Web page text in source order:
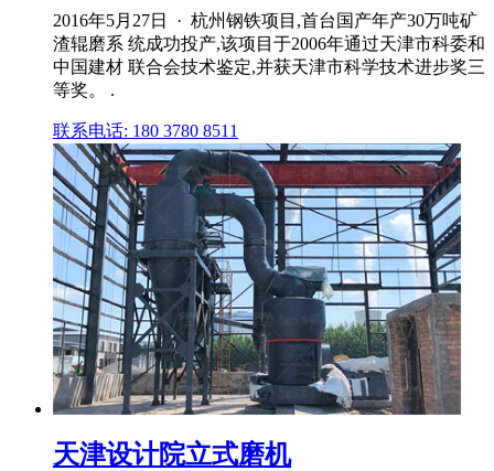
2016年5月27日 · 杭州钢铁项目,首台国产年产30万吨矿
渣辊磨系 统成功投产,该项目于2006年通过天津市科委和
中国建材 联合会技术鉴定,并获天津市科学技术进步奖三
等奖。 .
联系电话: 180 3780 8511
天津设计院立式磨机